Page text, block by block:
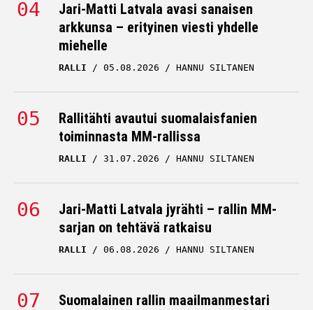
Jari-Matti Latvala avasi sanaisen
arkkunsa – erityinen viesti yhdelle
miehelle
RALLI 05.08.2026 HANNU SILTANEN
Rallitähti avautui suomalaisfanien
toiminnasta MM-rallissa
RALLI 31.07.2026 HANNU SILTANEN
Jari-Matti Latvala jyrähti – rallin MM-
sarjan on tehtävä ratkaisu
RALLI 06.08.2026 HANNU SILTANEN
Suomalainen rallin maailmanmestari